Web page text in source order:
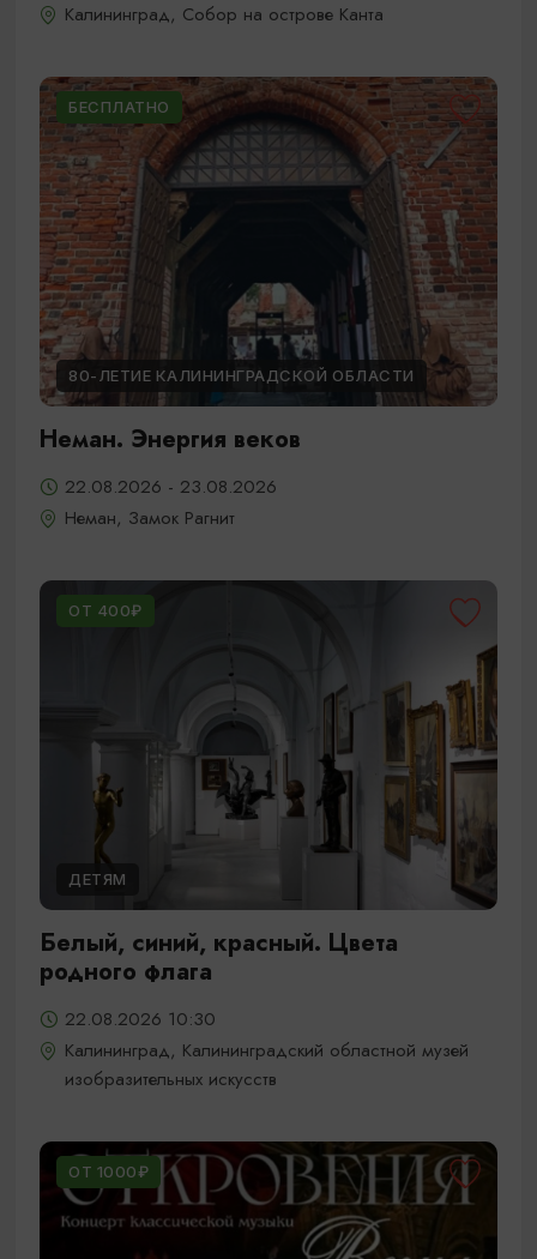
Калининград, Собор на острове Канта
БЕСПЛАТНО
80-ЛЕТИЕ КАЛИНИНГРАДСКОЙ ОБЛАСТИ
Неман. Энергия веков
22.08.2026 - 23.08.2026
Неман, Замок Рагнит
ОТ 400₽
ДЕТЯМ
Белый, синий, красный. Цвета
родного флага
22.08.2026 10:30
Калининград, Калининградский областной музей
изобразительных искусств
ОТ 1000₽